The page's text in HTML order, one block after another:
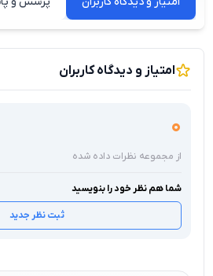
امتیاز و دیدگاه کاربران
0
از مجموعه نظرات داده شده
شما هم نظر خود را بنویسید
ثبت نظر جدید